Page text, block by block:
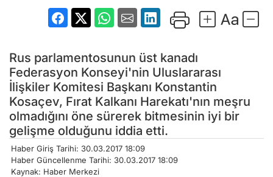
Rus parlamentosunun üst kanadı
Federasyon Konseyi'nin Uluslararası
İlişkiler Komitesi Başkanı Konstantin
Kosaçev, Fırat Kalkanı Harekatı'nın meşru
olmadığını öne sürerek bitmesinin iyi bir
gelişme olduğunu iddia etti.
Haber Giriş Tarihi: 30.03.2017 18:09
Haber Güncellenme Tarihi: 30.03.2017 18:09
Kaynak: Haber Merkezi